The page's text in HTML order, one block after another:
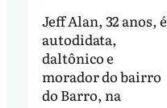
Jeff Alan, 32 anos, é
autodidata,
daltônico e
morador do bairro
do Barro, na